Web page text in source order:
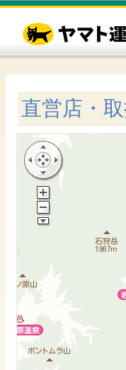
直営店・